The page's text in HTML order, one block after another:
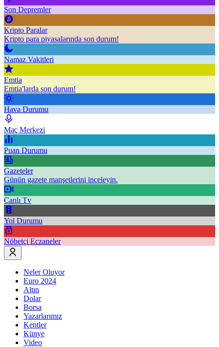
Son Depremler
Kripto Paralar
Kripto para piyasalarında son durum!
Namaz Vakitleri
Emtia
Emtia'larda son durum!
Hava Durumu
Maç Merkezi
Puan Durumu
Gazeteler
Günün gazete manşetlerini inceleyin.
Canlı Tv
Yol Durumu
Nöbetçi Eczaneler
Neler Oluyor
Euro 2024
Altın
Dolar
Borsa
Yazarlarımız
Kentler
Künye
Video